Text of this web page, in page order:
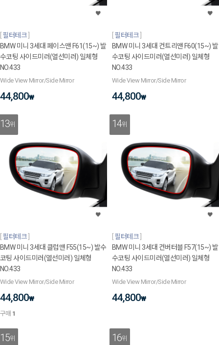
필터테크
BMW 미니 3세대 페이스맨 F61(15~) 발
수코팅 사이드미러(열선미러) 일체형
NO.433
Wide View Mirror/Side Mirror
44,800₩
필터테크
BMW 미니 3세대 컨트리맨 F60(15~) 발
수코팅 사이드미러(열선미러) 일체형
NO.433
Wide View Mirror/Side Mirror
44,800₩
13위
필터테크
BMW 미니 3세대 클럽맨 F55(15~) 발수
코팅 사이드미러(열선미러) 일체형
NO.433
Wide View Mirror/Side Mirror
44,800₩
구매 1
14위
필터테크
BMW 미니 3세대 컨버터블 F57(15~) 발
수코팅 사이드미러(열선미러) 일체형
NO.433
Wide View Mirror/Side Mirror
44,800₩
15위 16위